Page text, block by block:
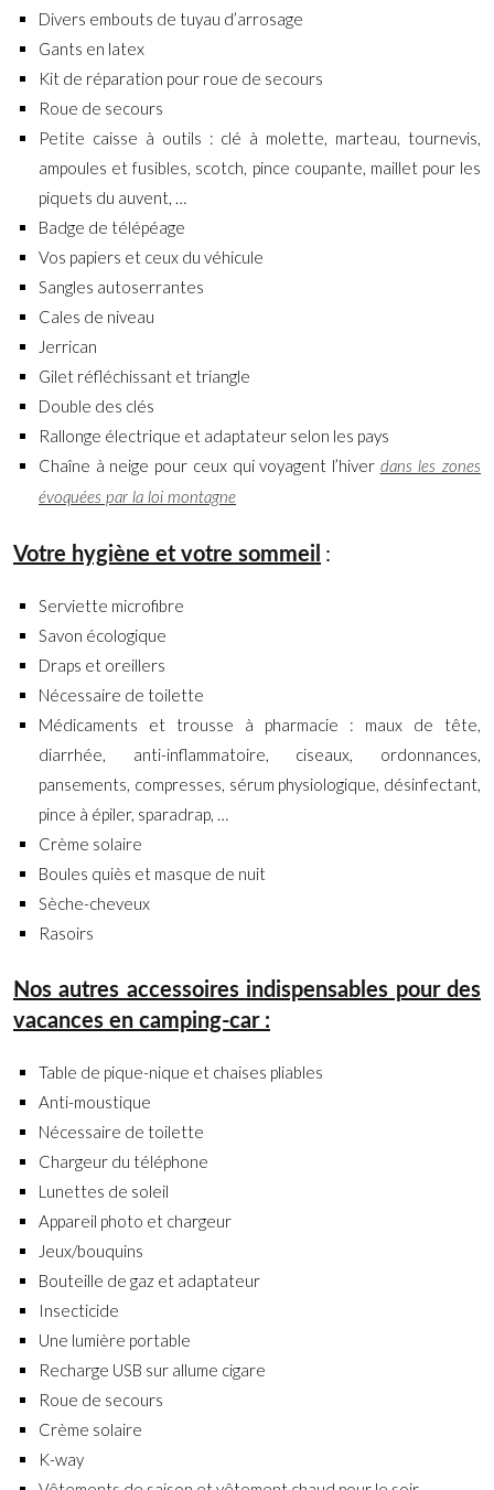
Divers embouts de tuyau d’arrosage
Gants en latex
Kit de réparation pour roue de secours
Roue de secours
Petite caisse à outils : clé à molette, marteau, tournevis,
ampoules et fusibles, scotch, pince coupante, maillet pour les
piquets du auvent, …
Badge de télépéage
Vos papiers et ceux du véhicule
Sangles autoserrantes
Cales de niveau
Jerrican
Gilet réfléchissant et triangle
Double des clés
Rallonge électrique et adaptateur selon les pays
Chaîne à neige pour ceux qui voyagent l’hiver dans les zones
évoquées par la loi montagne
Votre hygiène et votre sommeil :
Serviette microfibre
Savon écologique
Draps et oreillers
Nécessaire de toilette
Médicaments et trousse à pharmacie : maux de tête,
diarrhée, anti-inflammatoire, ciseaux, ordonnances,
pansements, compresses, sérum physiologique, désinfectant,
pince à épiler, sparadrap, …
Crème solaire
Boules quiès et masque de nuit
Sèche-cheveux
Rasoirs
Nos autres accessoires indispensables pour des
vacances en camping-car :
Table de pique-nique et chaises pliables
Anti-moustique
Nécessaire de toilette
Chargeur du téléphone
Lunettes de soleil
Appareil photo et chargeur
Jeux/bouquins
Bouteille de gaz et adaptateur
Insecticide
Une lumière portable
Recharge USB sur allume cigare
Roue de secours
Crème solaire
K-way